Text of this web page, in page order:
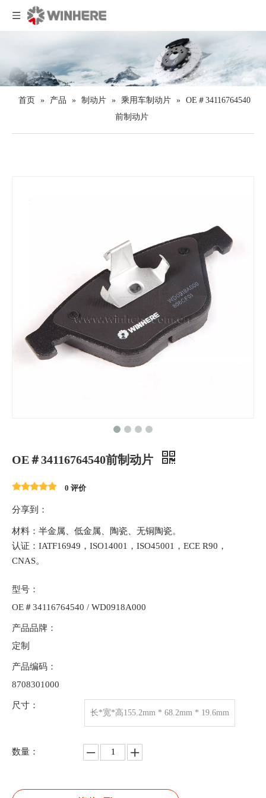
首页 » 产品 » 制动片 » 乘用车制动片 » OE＃34116764540
前制动片
OE＃34116764540前制动片
0 评价
分享到：
材料：半金属、低金属、陶瓷、无铜陶瓷。
认证：IATF16949，ISO14001，ISO45001，ECE R90，
CNAS。
型号：
OE＃34116764540 / WD0918A000
产品品牌：
定制
产品编码：
8708301000
尺寸：
长*宽*高155.2mm * 68.2mm * 19.6mm
数量：